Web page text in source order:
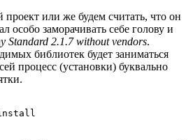
проект или же будем считать, что он
особо заморачивать себе голову и
Standard 2.1.7 without vendors.
библиотек будет заниматься
процесс (установки) буквально